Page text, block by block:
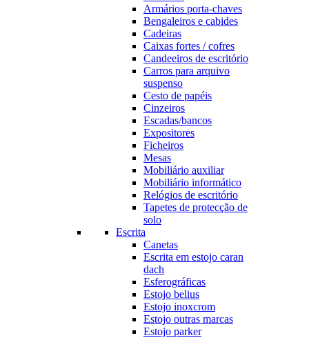
Armários porta-chaves
Bengaleiros e cabides
Cadeiras
Caixas fortes / cofres
Candeeiros de escritório
Carros para arquivo
suspenso
Cesto de papéis
Cinzeiros
Escadas/bancos
Expositores
Ficheiros
Mesas
Mobiliário auxiliar
Mobiliário informático
Relógios de escritório
Tapetes de protecção de
solo
Escrita
Canetas
Escrita em estojo caran
dach
Esferográficas
Estojo belius
Estojo inoxcrom
Estojo outras marcas
Estojo parker